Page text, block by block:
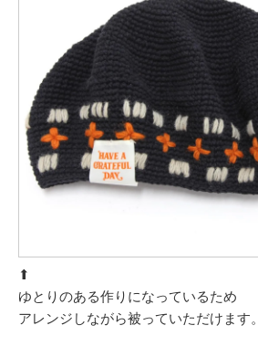
⬆︎
ゆとりのある作りになっているため
アレンジしながら被っていただけます。